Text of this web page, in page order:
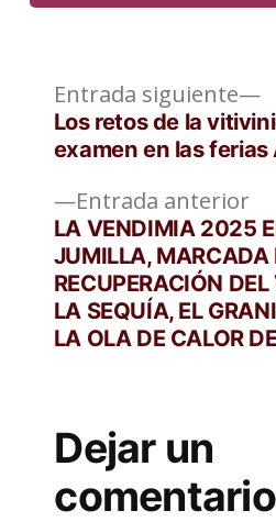
Navegación
de
entradas
Entrada anterior
LA VENDIMIA 2025
JUMILLA, MARCADA
RECUPERACIÓN
LA SEQUÍA, EL
LA OLA DE CALOR
Entrada siguiente
Los retos de la
examen en las ferias
Dejar un
comentario